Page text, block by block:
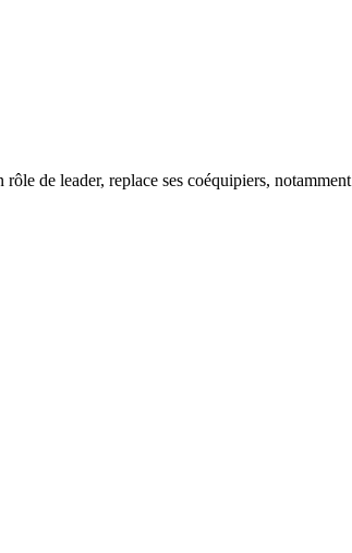
de leader, replace ses coéquipiers, notamment